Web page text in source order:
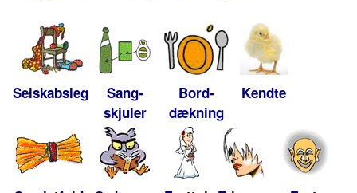
Selskabsleg
Sang-
skjuler
Bord-
dækning
Kendte